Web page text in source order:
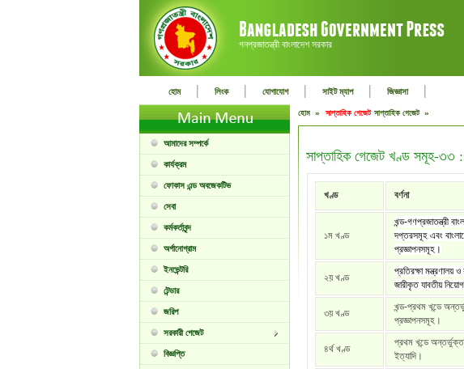
গনপ্রজাতন্ত্রী বাংলাদেশ সরকার
হোম | লিংক | যোগাযোগ | সাইট ম্যাপ | জিজ্ঞাসা |
আমাদের সম্পর্কে
কার্যক্রম
ফোকাস এন্ড অবজেকটিভ
সেবা
কর্মকর্তাবৃন্দ
অর্গানোগ্রাম
ইনভেন্টরি
টেন্ডার
জরিপ
সরকারী গেজেট
বিজ্ঞপ্তি
হোম » সাপ্তাহিক গেজেট সাপ্তাহিক গেজেট »
সাপ্তাহিক গেজেট খণ্ড সমূহ-
খণ্ড বর্ণনা
১ম খণ্ড
খন্ড-গণপ্রজাতন্ত্রী
দপ্তরসমূহ এবং
প্রজ্ঞাপনসমূহ।
২য় খণ্ড
প্রতিরক্ষা মন্ত্রণালয়
জারীকৃত যাবতীয়
৩য় খণ্ড
খন্ড-প্রথম খন্ডে
প্রজ্ঞাপনসমূহ।
৪র্থ খণ্ড
প্রথম খন্ডে অন্তর্ভুক্ত
ইত্যাদি।